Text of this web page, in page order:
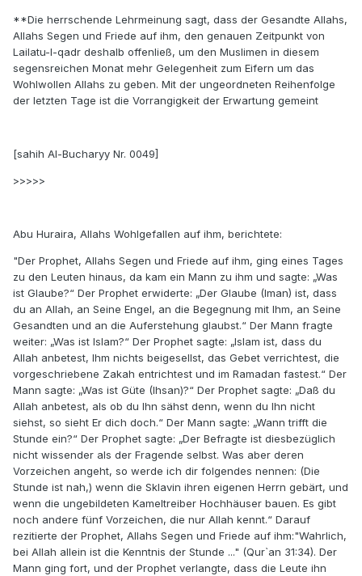
**Die herrschende Lehrmeinung sagt, dass der Gesandte Allahs,
Allahs Segen und Friede auf ihm, den genauen Zeitpunkt von
Lailatu-l-qadr deshalb offenließ, um den Muslimen in diesem
segensreichen Monat mehr Gelegenheit zum Eifern um das
Wohlwollen Allahs zu geben. Mit der ungeordneten Reihenfolge
der letzten Tage ist die Vorrangigkeit der Erwartung gemeint
[sahih Al-Bucharyy Nr. 0049]
>>>>>
Abu Huraira, Allahs Wohlgefallen auf ihm, berichtete:
"Der Prophet, Allahs Segen und Friede auf ihm, ging eines Tages
zu den Leuten hinaus, da kam ein Mann zu ihm und sagte: „Was
ist Glaube?“ Der Prophet erwiderte: „Der Glaube (Iman) ist, dass
du an Allah, an Seine Engel, an die Begegnung mit Ihm, an Seine
Gesandten und an die Auferstehung glaubst.“ Der Mann fragte
weiter: „Was ist Islam?“ Der Prophet sagte: „Islam ist, dass du
Allah anbetest, Ihm nichts beigesellst, das Gebet verrichtest, die
vorgeschriebene Zakah entrichtest und im Ramadan fastest.“ Der
Mann sagte: „Was ist Güte (Ihsan)?“ Der Prophet sagte: „Daß du
Allah anbetest, als ob du Ihn sähst denn, wenn du Ihn nicht
siehst, so sieht Er dich doch.“ Der Mann sagte: „Wann trifft die
Stunde ein?“ Der Prophet sagte: „Der Befragte ist diesbezüglich
nicht wissender als der Fragende selbst. Was aber deren
Vorzeichen angeht, so werde ich dir folgendes nennen: (Die
Stunde ist nah,) wenn die Sklavin ihren eigenen Herrn gebärt, und
wenn die ungebildeten Kameltreiber Hochhäuser bauen. Es gibt
noch andere fünf Vorzeichen, die nur Allah kennt.“ Darauf
rezitierte der Prophet, Allahs Segen und Friede auf ihm:"Wahrlich,
bei Allah allein ist die Kenntnis der Stunde ..." (Qur`an 31:34). Der
Mann ging fort, und der Prophet verlangte, dass die Leute ihn